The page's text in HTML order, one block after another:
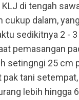
di tengah
cukup dalam,
sedikitnya 2 -
pemasangan
setingngi 25 cm
tani
lebih hingga